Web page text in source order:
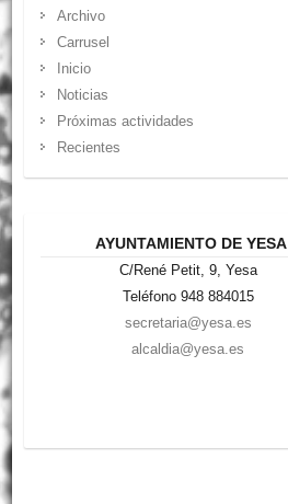
Archivo
Carrusel
Inicio
Noticias
Próximas actividades
Recientes
AYUNTAMIENTO DE YESA
C/René Petit, 9, Yesa
Teléfono 948 884015
secretaria@yesa.es
alcaldia@yesa.es